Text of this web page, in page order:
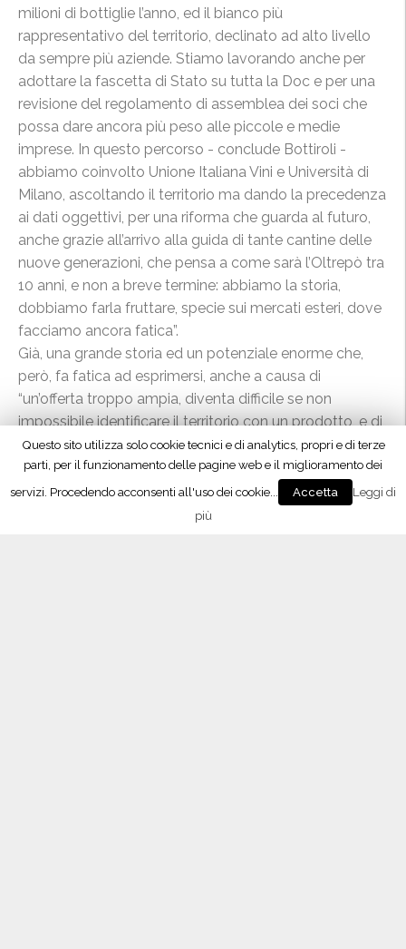
milioni di bottiglie l’anno, ed il bianco più
rappresentativo del territorio, declinato ad alto livello
da sempre più aziende. Stiamo lavorando anche per
adottare la fascetta di Stato su tutta la Doc e per una
revisione del regolamento di assemblea dei soci che
possa dare ancora più peso alle piccole e medie
imprese. In questo percorso - conclude Bottiroli -
abbiamo coinvolto Unione Italiana Vini e Università di
Milano, ascoltando il territorio ma dando la precedenza
ai dati oggettivi, per una riforma che guarda al futuro,
anche grazie all’arrivo alla guida di tante cantine delle
nuove generazioni, che pensa a come sarà l’Oltrepò tra
10 anni, e non a breve termine: abbiamo la storia,
dobbiamo farla fruttare, specie sui mercati esteri, dove
facciamo ancora fatica”.
Già, una grande storia ed un potenziale enorme che,
però, fa fatica ad esprimersi, anche a causa di
“un’offerta troppo ampia, diventa difficile se non
impossibile identificare il territorio con un prodotto, e di
conseguenza anche portare avanti una strategia di
marketing e di vendita condivisa”, come spiega, ancora
e WineNews, Domenico Zonin, presidente del gruppo
Zonin 1821, che nell’Oltrepò ha investito da ben 30 anni,
Privacy & Cookies Policy